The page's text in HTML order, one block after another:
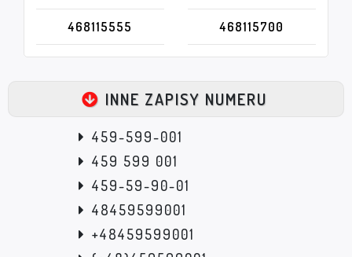
468115555 468115700
INNE ZAPISY NUMERU
459-599-001
459 599 001
459-59-90-01
48459599001
+48459599001